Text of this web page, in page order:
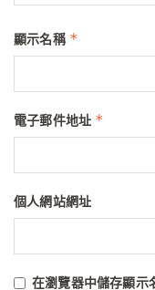
顯示名稱 *
電子郵件地址 *
個人網站網址
在瀏覽器中儲存顯示